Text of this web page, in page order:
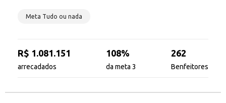
Meta Tudo ou nada
R$ 1.081.151
arrecadados
108%
da meta 3
262
Benfeitores